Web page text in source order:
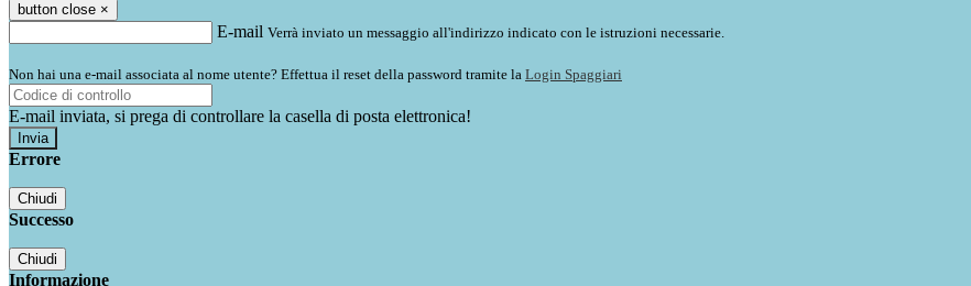
button close ×
E-mail Verrà inviato un messaggio all'indirizzo indicato con le istruzioni necessarie.
Non hai una e-mail associata al nome utente? Effettua il reset della password tramite la Login Spaggiari
E-mail inviata, si prega di controllare la casella di posta elettronica!
Errore
Chiudi
Successo
Chiudi
Informazione